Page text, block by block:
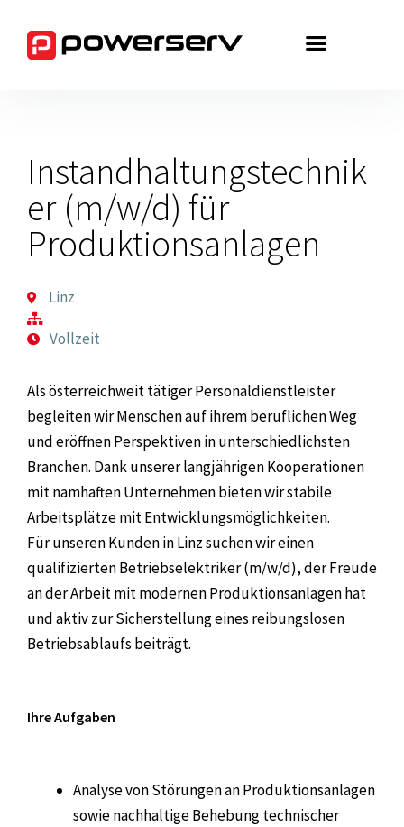
Inhalt
springen
Instandhaltungstechnik
er (m/w/d) für
Produktionsanlagen
Linz
Vollzeit
Als österreichweit tätiger Personaldienstleister
begleiten wir Menschen auf ihrem beruflichen Weg
und eröffnen Perspektiven in unterschiedlichsten
Branchen. Dank unserer langjährigen Kooperationen
mit namhaften Unternehmen bieten wir stabile
Arbeitsplätze mit Entwicklungsmöglichkeiten.
Für unseren Kunden in Linz suchen wir einen
qualifizierten Betriebselektriker (m/w/d), der Freude
an der Arbeit mit modernen Produktionsanlagen hat
und aktiv zur Sicherstellung eines reibungslosen
Betriebsablaufs beiträgt.
Ihre Aufgaben
Analyse von Störungen an Produktionsanlagen
sowie nachhaltige Behebung technischer